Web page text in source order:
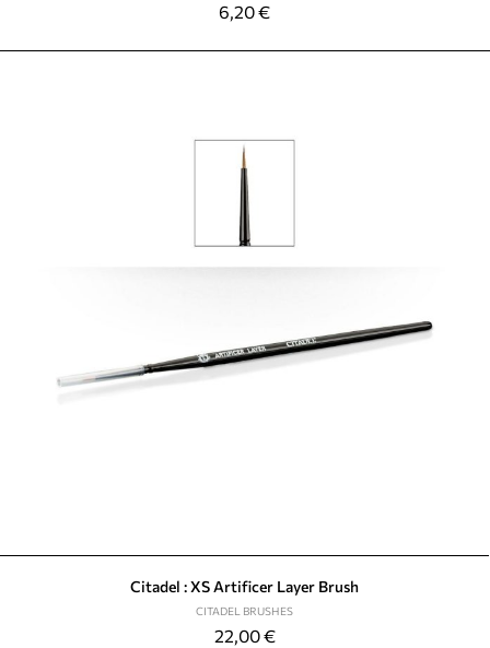
6,20€
Citadel : XS Artificer Layer Brush
CITADEL BRUSHES
22,00€